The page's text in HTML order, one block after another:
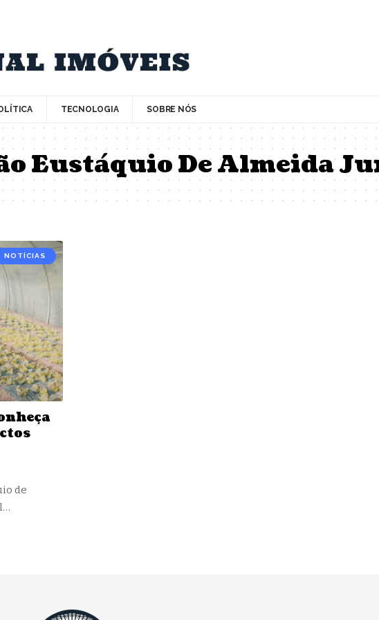
TECNOLOGIA SOBRE NÓS
Eustáquio De Almeida
NOTÍCIAS
de